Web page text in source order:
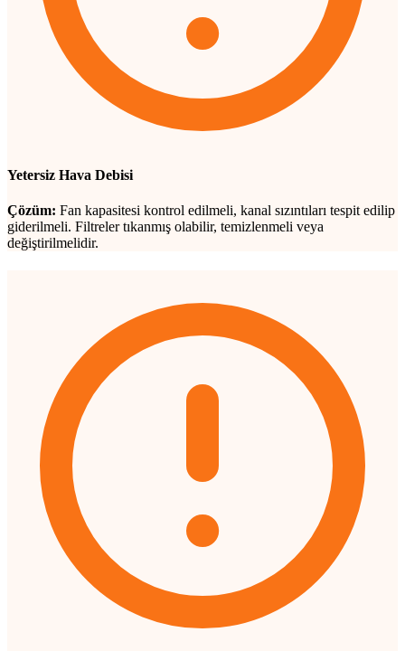
Yetersiz Hava Debisi
Çözüm: Fan kapasitesi kontrol edilmeli, kanal sızıntıları tespit edilip
giderilmeli. Filtreler tıkanmış olabilir, temizlenmeli veya
değiştirilmelidir.